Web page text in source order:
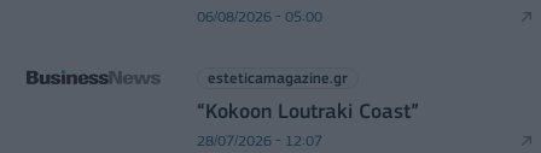
06/08/2026 - 05:00
esteticamagazine.gr
“Kokoon Loutraki Coast”
28/07/2026 - 12:07